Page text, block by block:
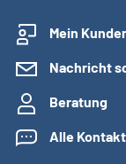
Mein
Nachricht
Beratung
Alle